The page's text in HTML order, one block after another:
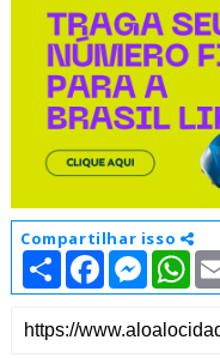
Compartilhar isso
S
h
a
e
F
c
b
M
e
s
e
W
h
a
t
s